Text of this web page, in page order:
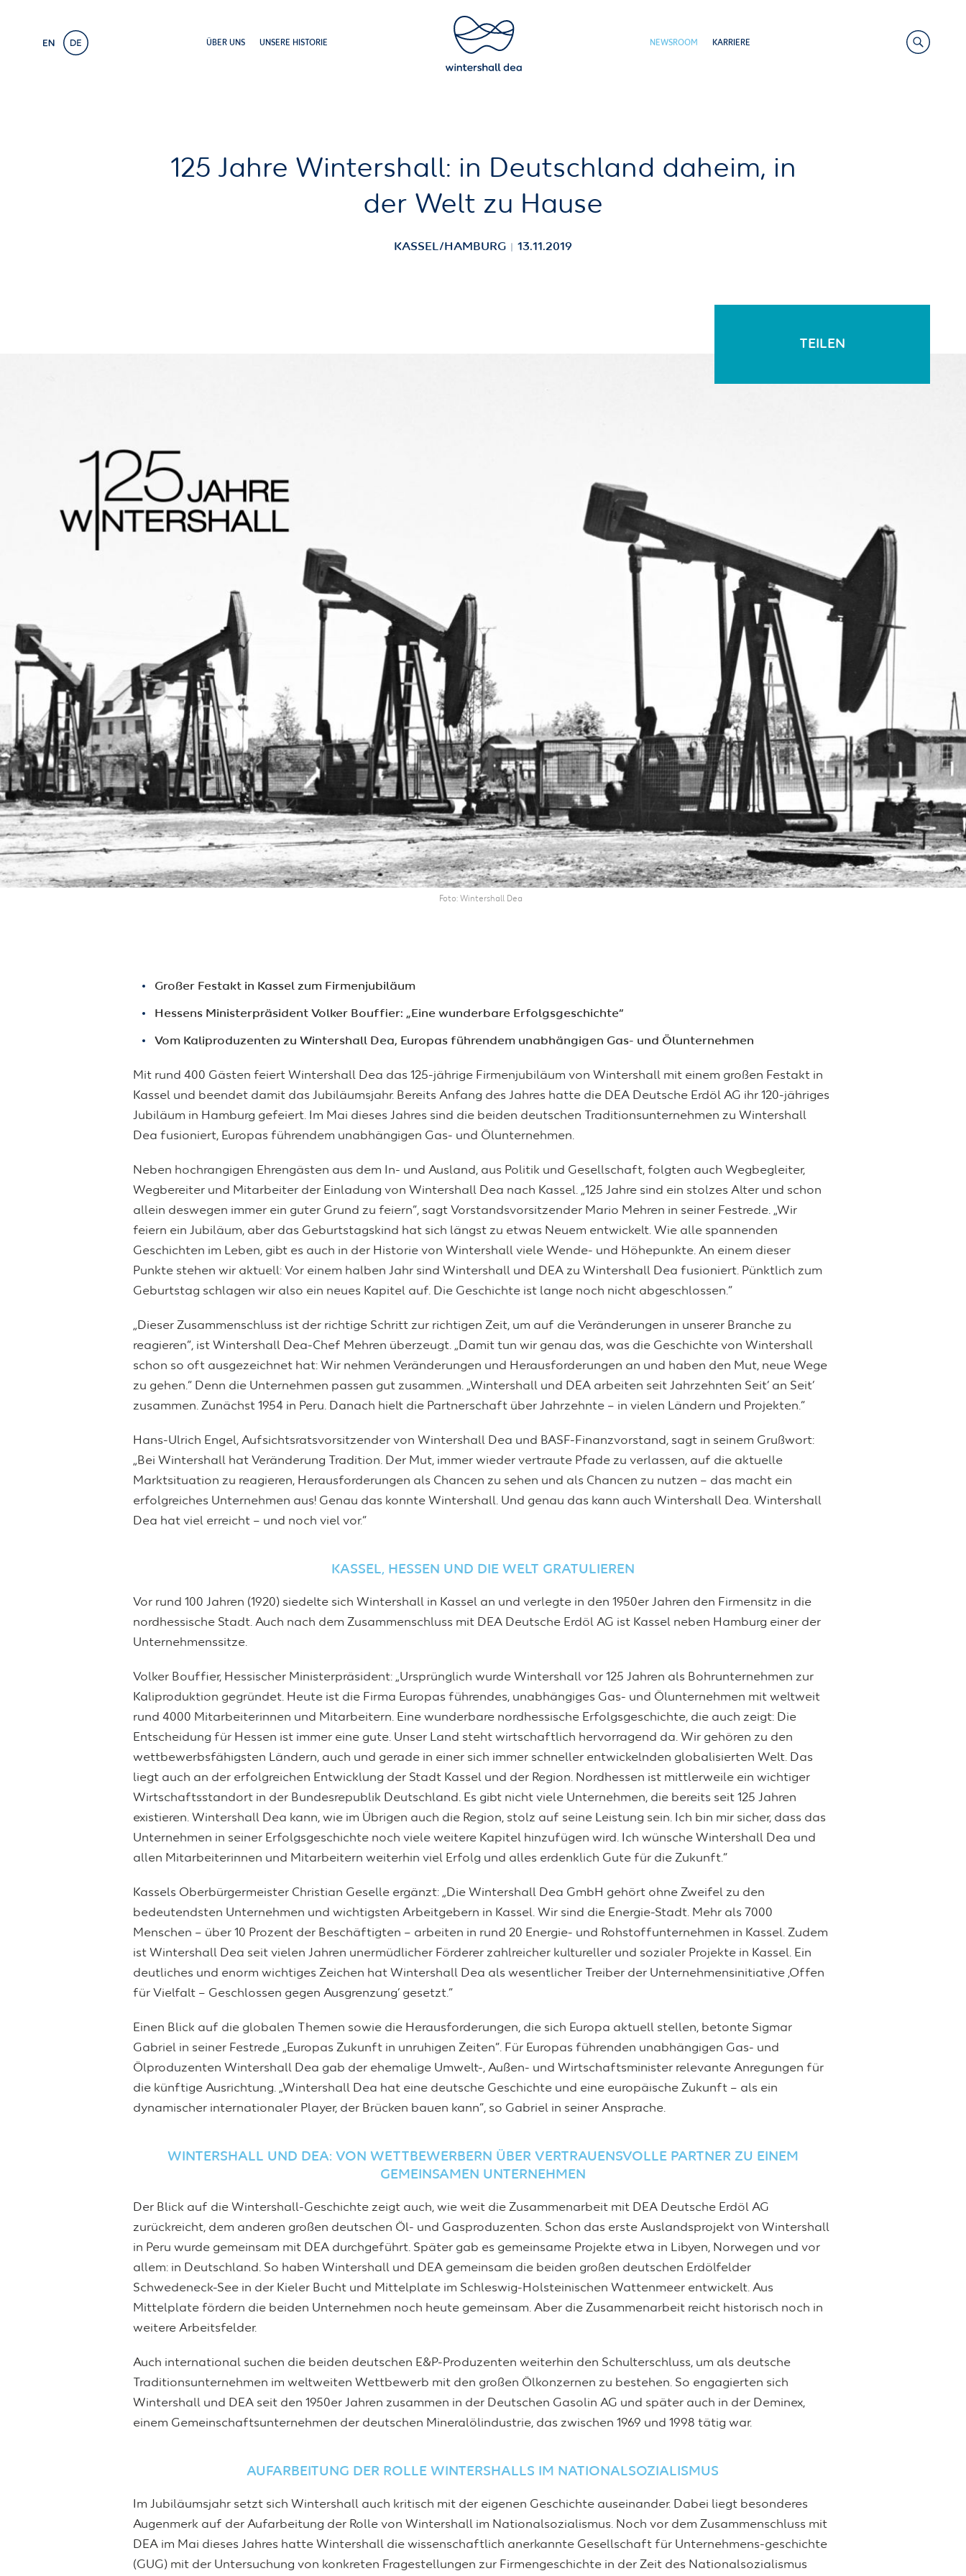
ÜBER UNS
Unsere Verantwortung
Supply Chain
UNSERE HISTORIE
Unsere Verantwortung
NEWSROOM KARRIERE
Search
Link
125 Jahre Wintershall: in Deutschland daheim, in
der Welt zu Hause
KASSEL/HAMBURG 13.11.2019
TEILEN
Foto Wintershall Dea
Großer Festakt in Kassel zum Firmenjubiläum
Hessens Ministerpräsident Volker Bouffier: „Eine wunderbare Erfolgsgeschichte“
Vom Kaliproduzenten zu Wintershall Dea, Europas führendem unabhängigen Gas- und Ölunternehmen
Mit rund 400 Gästen feiert Wintershall Dea das 125-jährige Firmenjubiläum von Wintershall mit einem großen Festakt in
Kassel und beendet damit das Jubiläumsjahr. Bereits Anfang des Jahres hatte die DEA Deutsche Erdöl AG ihr 120-jähriges
Jubiläum in Hamburg gefeiert. Im Mai dieses Jahres sind die beiden deutschen Traditionsunternehmen zu Wintershall
Dea fusioniert, Europas führendem unabhängigen Gas- und Ölunternehmen.
Neben hochrangigen Ehrengästen aus dem In- und Ausland, aus Politik und Gesellschaft, folgten auch Wegbegleiter,
Wegbereiter und Mitarbeiter der Einladung von Wintershall Dea nach Kassel. „125 Jahre sind ein stolzes Alter und schon
allein deswegen immer ein guter Grund zu feiern“, sagt Vorstandsvorsitzender Mario Mehren in seiner Festrede. „Wir
feiern ein Jubiläum, aber das Geburtstagskind hat sich längst zu etwas Neuem entwickelt. Wie alle spannenden
Geschichten im Leben, gibt es auch in der Historie von Wintershall viele Wende- und Höhepunkte. An einem dieser
Punkte stehen wir aktuell: Vor einem halben Jahr sind Wintershall und DEA zu Wintershall Dea fusioniert. Pünktlich zum
Geburtstag schlagen wir also ein neues Kapitel auf. Die Geschichte ist lange noch nicht abgeschlossen.“
„Dieser Zusammenschluss ist der richtige Schritt zur richtigen Zeit, um auf die Veränderungen in unserer Branche zu
reagieren“, ist Wintershall Dea-Chef Mehren überzeugt. „Damit tun wir genau das, was die Geschichte von Wintershall
schon so oft ausgezeichnet hat: Wir nehmen Veränderungen und Herausforderungen an und haben den Mut, neue Wege
zu gehen.“ Denn die Unternehmen passen gut zusammen. „Wintershall und DEA arbeiten seit Jahrzehnten Seit’ an Seit‘
zusammen. Zunächst 1954 in Peru. Danach hielt die Partnerschaft über Jahrzehnte – in vielen Ländern und Projekten.“
Hans-Ulrich Engel, Aufsichtsratsvorsitzender von Wintershall Dea und BASF-Finanzvorstand, sagt in seinem Grußwort:
„Bei Wintershall hat Veränderung Tradition. Der Mut, immer wieder vertraute Pfade zu verlassen, auf die aktuelle
Marktsituation zu reagieren, Herausforderungen als Chancen zu sehen und als Chancen zu nutzen – das macht ein
erfolgreiches Unternehmen aus! Genau das konnte Wintershall. Und genau das kann auch Wintershall Dea. Wintershall
Dea hat viel erreicht – und noch viel vor.“
KASSEL, HESSEN UND DIE WELT GRATULIEREN
Vor rund 100 Jahren (1920) siedelte sich Wintershall in Kassel an und verlegte in den 1950er Jahren den Firmensitz in die
nordhessische Stadt. Auch nach dem Zusammenschluss mit DEA Deutsche Erdöl AG ist Kassel neben Hamburg einer der
Unternehmenssitze.
Volker Bouffier, Hessischer Ministerpräsident: „Ursprünglich wurde Wintershall vor 125 Jahren als Bohrunternehmen zur
Kaliproduktion gegründet. Heute ist die Firma Europas führendes, unabhängiges Gas- und Ölunternehmen mit weltweit
rund 4000 Mitarbeiterinnen und Mitarbeitern. Eine wunderbare nordhessische Erfolgsgeschichte, die auch zeigt: Die
Entscheidung für Hessen ist immer eine gute. Unser Land steht wirtschaftlich hervorragend da. Wir gehören zu den
wettbewerbsfähigsten Ländern, auch und gerade in einer sich immer schneller entwickelnden globalisierten Welt. Das
liegt auch an der erfolgreichen Entwicklung der Stadt Kassel und der Region. Nordhessen ist mittlerweile ein wichtiger
Wirtschaftsstandort in der Bundesrepublik Deutschland. Es gibt nicht viele Unternehmen, die bereits seit 125 Jahren
existieren. Wintershall Dea kann, wie im Übrigen auch die Region, stolz auf seine Leistung sein. Ich bin mir sicher, dass das
Unternehmen in seiner Erfolgsgeschichte noch viele weitere Kapitel hinzufügen wird. Ich wünsche Wintershall Dea und
allen Mitarbeiterinnen und Mitarbeitern weiterhin viel Erfolg und alles erdenklich Gute für die Zukunft.“
Kassels Oberbürgermeister Christian Geselle ergänzt: „Die Wintershall Dea GmbH gehört ohne Zweifel zu den
bedeutendsten Unternehmen und wichtigsten Arbeitgebern in Kassel. Wir sind die Energie-Stadt. Mehr als 7000
Menschen – über 10 Prozent der Beschäftigten – arbeiten in rund 20 Energie- und Rohstoffunternehmen in Kassel. Zudem
ist Wintershall Dea seit vielen Jahren unermüdlicher Förderer zahlreicher kultureller und sozialer Projekte in Kassel. Ein
deutliches und enorm wichtiges Zeichen hat Wintershall Dea als wesentlicher Treiber der Unternehmensinitiative ,Offen
für Vielfalt – Geschlossen gegen Ausgrenzung‘ gesetzt.“
Einen Blick auf die globalen Themen sowie die Herausforderungen, die sich Europa aktuell stellen, betonte Sigmar
Gabriel in seiner Festrede „Europas Zukunft in unruhigen Zeiten“. Für Europas führenden unabhängigen Gas- und
Ölproduzenten Wintershall Dea gab der ehemalige Umwelt-, Außen- und Wirtschaftsminister relevante Anregungen für
die künftige Ausrichtung. „Wintershall Dea hat eine deutsche Geschichte und eine europäische Zukunft – als ein
dynamischer internationaler Player, der Brücken bauen kann“, so Gabriel in seiner Ansprache.
WINTERSHALL UND DEA: VON WETTBEWERBERN ÜBER VERTRAUENSVOLLE PARTNER ZU EINEM
GEMEINSAMEN UNTERNEHMEN
Der Blick auf die Wintershall-Geschichte zeigt auch, wie weit die Zusammenarbeit mit DEA Deutsche Erdöl AG
zurückreicht, dem anderen großen deutschen Öl- und Gasproduzenten. Schon das erste Auslandsprojekt von Wintershall
in Peru wurde gemeinsam mit DEA durchgeführt. Später gab es gemeinsame Projekte etwa in Libyen, Norwegen und vor
allem: in Deutschland. So haben Wintershall und DEA gemeinsam die beiden großen deutschen Erdölfelder
Schwedeneck-See in der Kieler Bucht und Mittelplate im Schleswig-Holsteinischen Wattenmeer entwickelt. Aus
Mittelplate fördern die beiden Unternehmen noch heute gemeinsam. Aber die Zusammenarbeit reicht historisch noch in
weitere Arbeitsfelder.
Auch international suchen die beiden deutschen E&P-Produzenten weiterhin den Schulterschluss, um als deutsche
Traditionsunternehmen im weltweiten Wettbewerb mit den großen Ölkonzernen zu bestehen. So engagierten sich
Wintershall und DEA seit den 1950er Jahren zusammen in der Deutschen Gasolin AG und später auch in der Deminex,
einem Gemeinschaftsunternehmen der deutschen Mineralölindustrie, das zwischen 1969 und 1998 tätig war.
AUFARBEITUNG DER ROLLE WINTERSHALLS IM NATIONALSOZIALISMUS
Im Jubiläumsjahr setzt sich Wintershall auch kritisch mit der eigenen Geschichte auseinander. Dabei liegt besonderes
Augenmerk auf der Aufarbeitung der Rolle von Wintershall im Nationalsozialismus. Noch vor dem Zusammenschluss mit
DEA im Mai dieses Jahres hatte Wintershall die wissenschaftlich anerkannte Gesellschaft für Unternehmens-geschichte
(GUG) mit der Untersuchung von konkreten Fragestellungen zur Firmengeschichte in der Zeit des Nationalsozialismus